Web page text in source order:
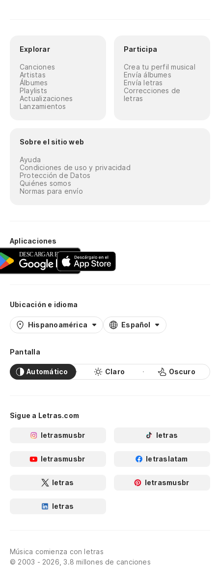
Explorar
Canciones
Artistas
Álbumes
Playlists
Actualizaciones
Lanzamientos
Participa
Crea tu perfil musical
Envía álbumes
Envía letras
Correcciones de
letras
Sobre el sitio web
Ayuda
Condiciones de uso y privacidad
Protección de Datos
Quiénes somos
Normas para envío
Aplicaciones
Ubicación e idioma
Hispanoamérica Español
Pantalla
Automático Claro Oscuro
Sigue a Letras.com
letrasmusbr letras
letrasmusbr letraslatam
letras letrasmusbr
letras
Música comienza con letras
© 2003 - 2026, 3.8 millones de canciones